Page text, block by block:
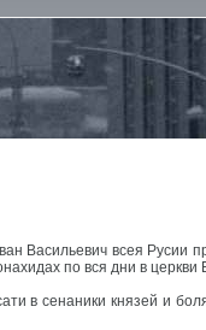
Васильевич всея Русии
по вся дни в церкви
в сенаники князей и